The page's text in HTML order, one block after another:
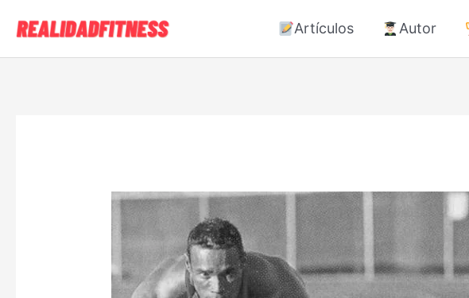
Artículos Autor